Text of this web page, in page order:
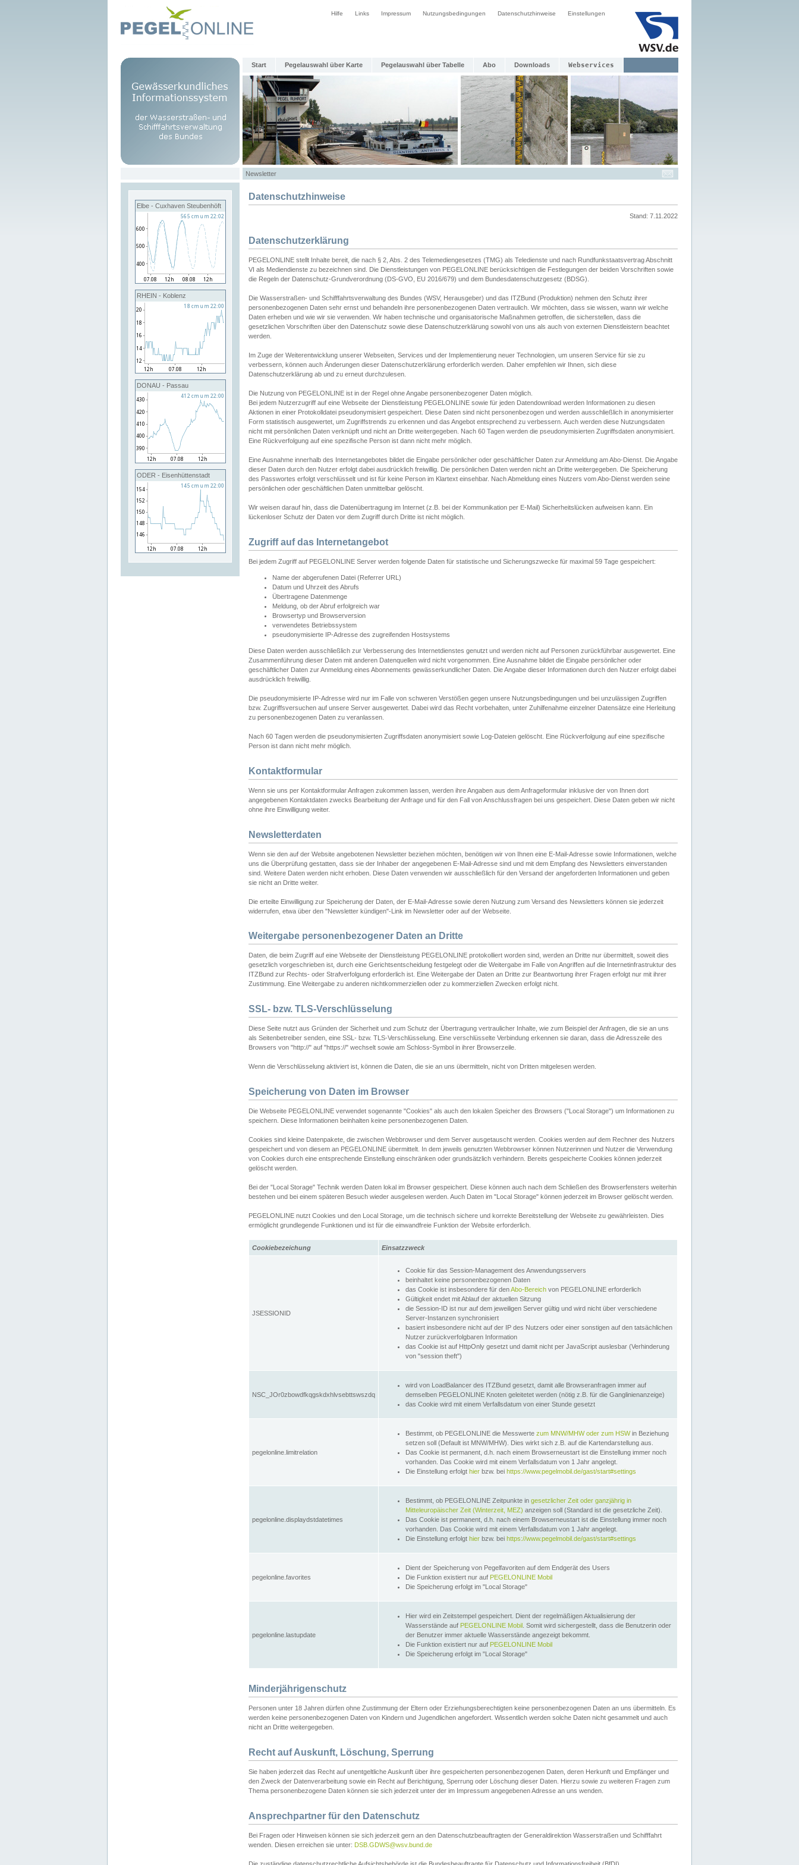
Hilfe Links Impressum Nutzungsbedingungen Datenschutzhinweise Einstellungen
Start Pegelauswahl über Karte Pegelauswahl über Tabelle Abo Downloads Webservices
Newsletter
Elbe - Cuxhaven Steubenhöft
RHEIN - Koblenz
DONAU - Passau
ODER - Eisenhüttenstadt
Datenschutzhinweise
Stand: 7.11.2022
Datenschutzerklärung
PEGELONLINE stellt Inhalte bereit, die nach § 2, Abs. 2 des Telemediengesetzes (TMG) als Teledienste und nach Rundfunkstaatsvertrag Abschnitt
VI als Mediendienste zu bezeichnen sind. Die Dienstleistungen von PEGELONLINE berücksichtigen die Festlegungen der beiden Vorschriften sowie
die Regeln der Datenschutz-Grundverordnung (DS-GVO, EU 2016/679) und dem Bundesdatenschutzgesetz (BDSG).
Die Wasserstraßen- und Schifffahrtsverwaltung des Bundes (WSV, Herausgeber) und das ITZBund (Produktion) nehmen den Schutz ihrer
personenbezogenen Daten sehr ernst und behandeln ihre personenbezogenen Daten vertraulich. Wir möchten, dass sie wissen, wann wir welche
Daten erheben und wie wir sie verwenden. Wir haben technische und organisatorische Maßnahmen getroffen, die sicherstellen, dass die
gesetzlichen Vorschriften über den Datenschutz sowie diese Datenschutzerklärung sowohl von uns als auch von externen Dienstleistern beachtet
werden.
Im Zuge der Weiterentwicklung unserer Webseiten, Services und der Implementierung neuer Technologien, um unseren Service für sie zu
verbessern, können auch Änderungen dieser Datenschutzerklärung erforderlich werden. Daher empfehlen wir Ihnen, sich diese
Datenschutzerklärung ab und zu erneut durchzulesen.
Die Nutzung von PEGELONLINE ist in der Regel ohne Angabe personenbezogener Daten möglich.
Bei jedem Nutzerzugriff auf eine Webseite der Dienstleistung PEGELONLINE sowie für jeden Datendownload werden Informationen zu diesen
Aktionen in einer Protokolldatei pseudonymisiert gespeichert. Diese Daten sind nicht personenbezogen und werden ausschließlich in anonymisierter
Form statistisch ausgewertet, um Zugriffstrends zu erkennen und das Angebot entsprechend zu verbessern. Auch werden diese Nutzungsdaten
nicht mit persönlichen Daten verknüpft und nicht an Dritte weitergegeben. Nach 60 Tagen werden die pseudonymisierten Zugriffsdaten anonymisiert.
Eine Rückverfolgung auf eine spezifische Person ist dann nicht mehr möglich.
Eine Ausnahme innerhalb des Internetangebotes bildet die Eingabe persönlicher oder geschäftlicher Daten zur Anmeldung am Abo-Dienst. Die Angabe
dieser Daten durch den Nutzer erfolgt dabei ausdrücklich freiwillig. Die persönlichen Daten werden nicht an Dritte weitergegeben. Die Speicherung
des Passwortes erfolgt verschlüsselt und ist für keine Person im Klartext einsehbar. Nach Abmeldung eines Nutzers vom Abo-Dienst werden seine
persönlichen oder geschäftlichen Daten unmittelbar gelöscht.
Wir weisen darauf hin, dass die Datenübertragung im Internet (z.B. bei der Kommunikation per E-Mail) Sicherheitslücken aufweisen kann. Ein
lückenloser Schutz der Daten vor dem Zugriff durch Dritte ist nicht möglich.
Zugriff auf das Internetangebot
Bei jedem Zugriff auf PEGELONLINE Server werden folgende Daten für statistische und Sicherungszwecke für maximal 59 Tage gespeichert:
Name der abgerufenen Datei (Referrer URL)
Datum und Uhrzeit des Abrufs
Übertragene Datenmenge
Meldung, ob der Abruf erfolgreich war
Browsertyp und Browserversion
verwendetes Betriebssystem
pseudonymisierte IP-Adresse des zugreifenden Hostsystems
Diese Daten werden ausschließlich zur Verbesserung des Internetdienstes genutzt und werden nicht auf Personen zurückführbar ausgewertet. Eine
Zusammenführung dieser Daten mit anderen Datenquellen wird nicht vorgenommen. Eine Ausnahme bildet die Eingabe persönlicher oder
geschäftlicher Daten zur Anmeldung eines Abonnements gewässerkundlicher Daten. Die Angabe dieser Informationen durch den Nutzer erfolgt dabei
ausdrücklich freiwillig.
Die pseudonymisierte IP-Adresse wird nur im Falle von schweren Verstößen gegen unsere Nutzungsbedingungen und bei unzulässigen Zugriffen
bzw. Zugriffsversuchen auf unsere Server ausgewertet. Dabei wird das Recht vorbehalten, unter Zuhilfenahme einzelner Datensätze eine Herleitung
zu personenbezogenen Daten zu veranlassen.
Nach 60 Tagen werden die pseudonymisierten Zugriffsdaten anonymisiert sowie Log-Dateien gelöscht. Eine Rückverfolgung auf eine spezifische
Person ist dann nicht mehr möglich.
Kontaktformular
Wenn sie uns per Kontaktformular Anfragen zukommen lassen, werden ihre Angaben aus dem Anfrageformular inklusive der von Ihnen dort
angegebenen Kontaktdaten zwecks Bearbeitung der Anfrage und für den Fall von Anschlussfragen bei uns gespeichert. Diese Daten geben wir nicht
ohne ihre Einwilligung weiter.
Newsletterdaten
Wenn sie den auf der Website angebotenen Newsletter beziehen möchten, benötigen wir von Ihnen eine E-Mail-Adresse sowie Informationen, welche
uns die Überprüfung gestatten, dass sie der Inhaber der angegebenen E-Mail-Adresse sind und mit dem Empfang des Newsletters einverstanden
sind. Weitere Daten werden nicht erhoben. Diese Daten verwenden wir ausschließlich für den Versand der angeforderten Informationen und geben
sie nicht an Dritte weiter.
Die erteilte Einwilligung zur Speicherung der Daten, der E-Mail-Adresse sowie deren Nutzung zum Versand des Newsletters können sie jederzeit
widerrufen, etwa über den "Newsletter kündigen"-Link im Newsletter oder auf der Webseite.
Weitergabe personenbezogener Daten an Dritte
Daten, die beim Zugriff auf eine Webseite der Dienstleistung PEGELONLINE protokolliert worden sind, werden an Dritte nur übermittelt, soweit dies
gesetzlich vorgeschrieben ist, durch eine Gerichtsentscheidung festgelegt oder die Weitergabe im Falle von Angriffen auf die Internetinfrastruktur des
ITZBund zur Rechts- oder Strafverfolgung erforderlich ist. Eine Weitergabe der Daten an Dritte zur Beantwortung ihrer Fragen erfolgt nur mit ihrer
Zustimmung. Eine Weitergabe zu anderen nichtkommerziellen oder zu kommerziellen Zwecken erfolgt nicht.
SSL- bzw. TLS-Verschlüsselung
Diese Seite nutzt aus Gründen der Sicherheit und zum Schutz der Übertragung vertraulicher Inhalte, wie zum Beispiel der Anfragen, die sie an uns
als Seitenbetreiber senden, eine SSL- bzw. TLS-Verschlüsselung. Eine verschlüsselte Verbindung erkennen sie daran, dass die Adresszeile des
Browsers von "http://" auf "https://" wechselt sowie am Schloss-Symbol in ihrer Browserzeile.
Wenn die Verschlüsselung aktiviert ist, können die Daten, die sie an uns übermitteln, nicht von Dritten mitgelesen werden.
Speicherung von Daten im Browser
Die Webseite PEGELONLINE verwendet sogenannte "Cookies" als auch den lokalen Speicher des Browsers ("Local Storage") um Informationen zu
speichern. Diese Informationen beinhalten keine personenbezogenen Daten.
Cookies sind kleine Datenpakete, die zwischen Webbrowser und dem Server ausgetauscht werden. Cookies werden auf dem Rechner des Nutzers
gespeichert und von diesem an PEGELONLINE übermittelt. In dem jeweils genutzten Webbrowser können Nutzerinnen und Nutzer die Verwendung
von Cookies durch eine entsprechende Einstellung einschränken oder grundsätzlich verhindern. Bereits gespeicherte Cookies können jederzeit
gelöscht werden.
Bei der "Local Storage" Technik werden Daten lokal im Browser gespeichert. Diese können auch nach dem Schließen des Browserfensters weiterhin
bestehen und bei einem späteren Besuch wieder ausgelesen werden. Auch Daten im "Local Storage" können jederzeit im Browser gelöscht werden.
PEGELONLINE nutzt Cookies und den Local Storage, um die technisch sichere und korrekte Bereitstellung der Webseite zu gewährleisten. Dies
ermöglicht grundlegende Funktionen und ist für die einwandfreie Funktion der Website erforderlich.
Cookiebezeichung Einsatzzweck
JSESSIONID
Cookie für das Session-Management des Anwendungsservers
beinhaltet keine personenbezogenen Daten
das Cookie ist insbesondere für denAbo-Bereich von PEGELONLINE erforderlich
Gültigkeit endet mit Ablauf der aktuellen Sitzung
die Session-ID ist nur auf dem jeweiligen Server gültig und wird nicht über verschiedene
Server-Instanzen synchronisiert
basiert insbesondere nicht auf der IP des Nutzers oder einer sonstigen auf den tatsächlichen
Nutzer zurückverfolgbaren Information
das Cookie ist auf HttpOnly gesetzt und damit nicht per JavaScript auslesbar (Verhinderung
von "session theft")
NSC_JOr0zbowdfkqgskdxhlvsebttswszdq
wird von LoadBalancer des ITZBund gesetzt, damit alle Browseranfragen immer auf
demselben PEGELONLINE Knoten geleitetet werden (nötig z.B. für die Ganglinienanzeige)
das Cookie wird mit einem Verfallsdatum von einer Stunde gesetzt
pegelonline.limitrelation
Bestimmt, ob PEGELONLINE die Messwerte zum MNW/MHW oder zum HSWin Beziehung
setzen soll (Default ist MNW/MHW). Dies wirkt sich z.B. auf die Kartendarstellung aus.
Das Cookie ist permanent, d.h. nach einem Browserneustart ist die Einstellung immer noch
vorhanden. Das Cookie wird mit einem Verfallsdatum von 1 Jahr angelegt.
Die Einstellung erfolgt hier bzw. bei https://www.pegelmobil.de/gast/start#settings
pegelonline.displaydstdatetimes
Bestimmt, ob PEGELONLINE Zeitpunkte in gesetzlicher Zeit oder ganzjährig in
Mitteleuropäischer Zeit (Winterzeit, MEZ) anzeigen soll (Standard ist die gesetzliche Zeit).
Das Cookie ist permanent, d.h. nach einem Browserneustart ist die Einstellung immer noch
vorhanden. Das Cookie wird mit einem Verfallsdatum von 1 Jahr angelegt.
Die Einstellung erfolgt hier bzw. bei https://www.pegelmobil.de/gast/start#settings
pegelonline.favorites
Dient der Speicherung von Pegelfavoriten auf dem Endgerät des Users
Die Funktion existiert nur auf PEGELONLINE Mobil
Die Speicherung erfolgt im "Local Storage"
pegelonline.lastupdate
Hier wird ein Zeitstempel gespeichert. Dient der regelmäßigen Aktualisierung der
Wasserstände auf PEGELONLINE Mobil . Somit wird sichergestellt, dass die Benutzerin oder
der Benutzer immer aktuelle Wasserstände angezeigt bekommt.
Die Funktion existiert nur auf PEGELONLINE Mobil
Die Speicherung erfolgt im "Local Storage"
Minderjährigenschutz
Personen unter 18 Jahren dürfen ohne Zustimmung der Eltern oder Erziehungsberechtigten keine personenbezogenen Daten an uns übermitteln. Es
werden keine personenbezogenen Daten von Kindern und Jugendlichen angefordert. Wissentlich werden solche Daten nicht gesammelt und auch
nicht an Dritte weitergegeben.
Recht auf Auskunft, Löschung, Sperrung
Sie haben jederzeit das Recht auf unentgeltliche Auskunft über ihre gespeicherten personenbezogenen Daten, deren Herkunft und Empfänger und
den Zweck der Datenverarbeitung sowie ein Recht auf Berichtigung, Sperrung oder Löschung dieser Daten. Hierzu sowie zu weiteren Fragen zum
Thema personenbezogene Daten können sie sich jederzeit unter der im Impressum angegebenen Adresse an uns wenden.
Ansprechpartner für den Datenschutz
Bei Fragen oder Hinweisen können sie sich jederzeit gern an den Datenschutzbeauftragten der Generaldirektion Wasserstraßen und Schifffahrt
wenden. Diesen erreichen sie unter: DSB.GDWS@wsv.bund.de